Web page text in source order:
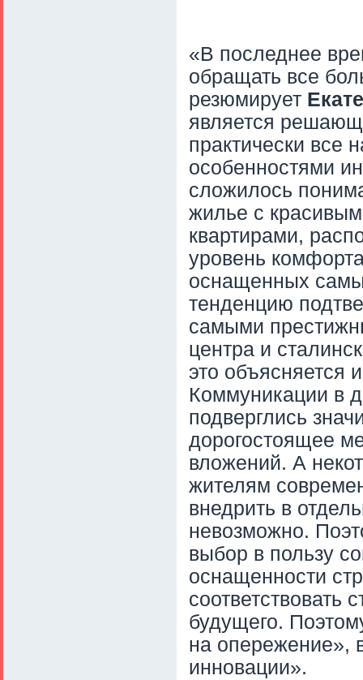
«В последнее
обращать все
резюмирует
является
практически все
особенностями
сложилось
жилье с
квартирами,
уровень
оснащенных
тенденцию
самыми
центра и
это объясняется
Коммуникации в
подверглись
дорогостоящее
вложений. А
жителям
внедрить в
невозможно.
выбор в пользу
оснащенности
соответствовать
будущего.
на опережение»,
инновации».